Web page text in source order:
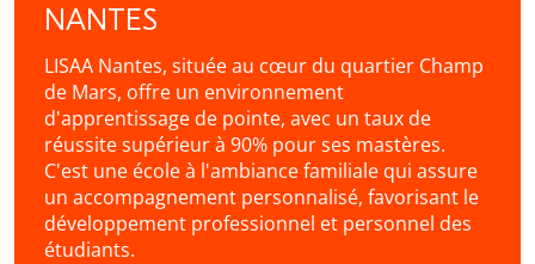
NANTES
LISAA Nantes, située au cœur du quartier Champ
de Mars, offre un environnement
d'apprentissage de pointe, avec un taux de
réussite supérieur à 90% pour ses mastères.
C'est une école à l'ambiance familiale qui assure
un accompagnement personnalisé, favorisant le
développement professionnel et personnel des
étudiants.